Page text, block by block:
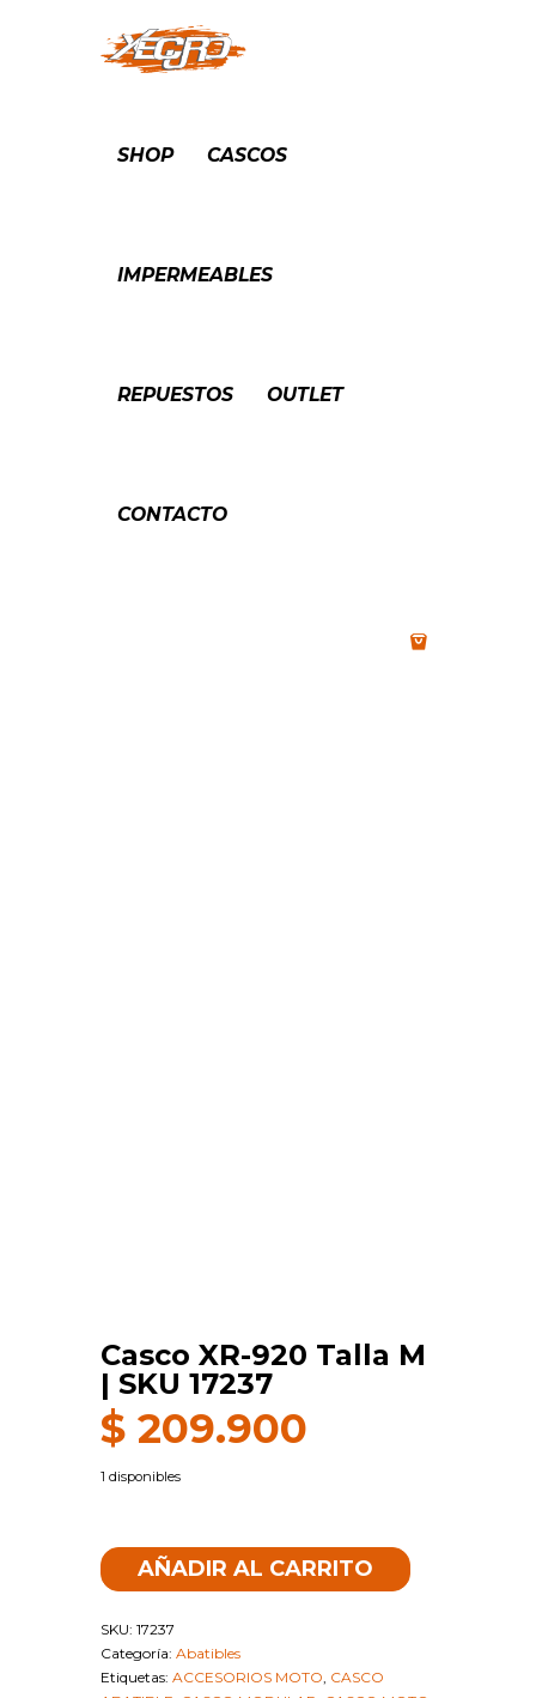
SHOP CASCOS
IMPERMEABLES
REPUESTOS OUTLET
CONTACTO
Casco XR-920 Talla M
| SKU 17237
$ 209.900
1 disponibles
920
Talla
|
SKU
17237
AÑADIR AL CARRITO
SKU: 17237
Categoría: Abatibles
Etiquetas: ACCESORIOS MOTO, CASCO